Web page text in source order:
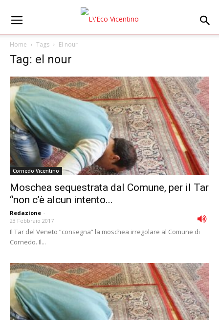
Home Tags El nour
Tag: el nour
Cornedo Vicentino
Moschea sequestrata dal Comune, per il Tar
“non c’è alcun intento...
Redazione -
23 Febbraio 2017
Il Tar del Veneto “consegna” la moschea irregolare al Comune di
Cornedo. Il...